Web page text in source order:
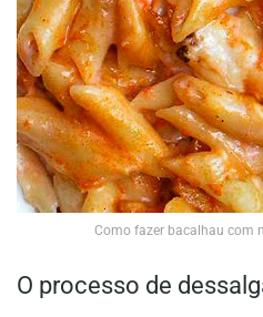
Como fazer bacalhau com
O processo de